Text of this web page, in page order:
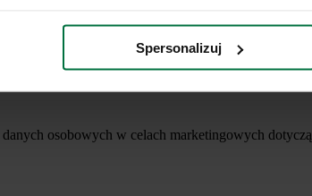
Spersonalizuj
osobowych w celach marketingowych